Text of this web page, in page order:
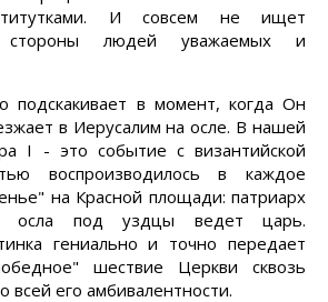
И совсем не ищет
людей уважаемых и
подскакивает в момент, когда Он
в Иерусалим на осле. В нашей
I - это событие с византийской
воспроизводилось в каждое
на Красной площади: патриарх
осла под уздцы ведет царь.
гениально и точно передает
шествие Церкви сквозь
всей его амбивалентности.